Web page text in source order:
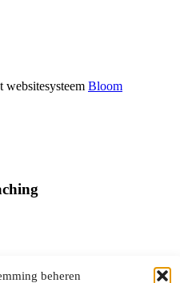
beheren
Bloom